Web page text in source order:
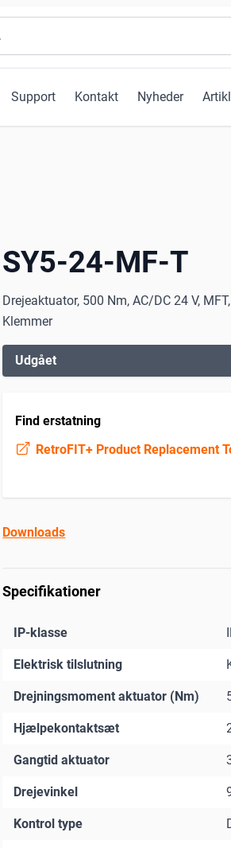
Support Kontakt Nyheder
SY5-24-MF-T
Drejeaktuator, 500 Nm, AC/DC 24 V,
Klemmer
Udgået
Find erstatning
RetroFIT+ Product Replacement
Downloads
Specifikationer
IP-klasse
Elektrisk tilslutning
Drejningsmoment aktuator (Nm)
Hjælpekontaktsæt
Gangtid aktuator
Drejevinkel
Kontrol type